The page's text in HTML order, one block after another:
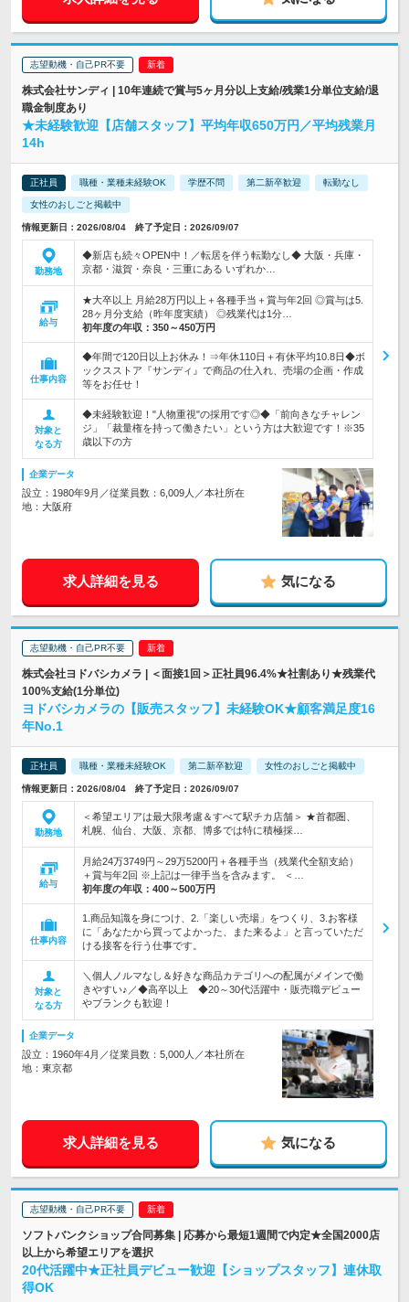
志望動機・自己PR不要
株式会社サンディ | 10年連続で賞与5ヶ月分以上支給/残業1分単位支給/退
職金制度あり
★未経験歓迎【店舗スタッフ】平均年収650万円／平均残業月
14h
正社員 職種・業種未経験OK 学歴不問 第二新卒歓迎 転勤なし
女性のおしごと掲載中
情報更新日：2026/08/04 終了予定日：2026/09/07
勤務地
◆新店も続々OPEN中！／転居を伴う転勤なし◆ 大阪・兵庫・
京都・滋賀・奈良・三重にある いずれか…
給与
★大卒以上 月給28万円以上＋各種手当＋賞与年2回 ◎賞与は5.
28ヶ月分支給（昨年度実績） ◎残業代は1分…
初年度の年収： 350～450万円
仕事内容
◆年間で120日以上お休み！⇒年休110日＋有休平均10.8日◆ボ
ックスストア『サンディ』で商品の仕入れ、売場の企画・作成
等をお任せ！
対象と
なる方
◆未経験歓迎！"人物重視"の採用です◎◆「前向きなチャレン
ジ」「裁量権を持って働きたい」という方は大歓迎です！※35
歳以下の方
企業データ
設立：1980年9月／従業員数：6,009人／本社所在
地：大阪府
求人詳細を見る 気になる
志望動機・自己PR不要
株式会社ヨドバシカメラ | ＜面接1回＞正社員96.4%★社割あり★残業代
100%支給(1分単位)
ヨドバシカメラの【販売スタッフ】未経験OK★顧客満足度16
年No.1
正社員 職種・業種未経験OK 第二新卒歓迎 女性のおしごと掲載中
情報更新日：2026/08/04 終了予定日：2026/09/07
勤務地
＜希望エリアは最大限考慮＆すべて駅チカ店舗＞ ★首都圏、
札幌、仙台、大阪、京都、博多では特に積極採…
給与
月給24万3749円～29万5200円＋各種手当（残業代全額支給）
＋賞与年2回 ※上記は一律手当を含みます。 ＜…
初年度の年収： 400～500万円
仕事内容
1.商品知識を身につけ、2.「楽しい売場」をつくり、3.お客様
に「あなたから買ってよかった、また来るよ」と言っていただ
ける接客を行う仕事です。
対象と
なる方
＼個人ノルマなし＆好きな商品カテゴリへの配属がメインで働
きやすい♪／◆高卒以上 ◆20～30代活躍中・販売職デビュー
やブランクも歓迎！
企業データ
設立：1960年4月／従業員数：5,000人／本社所在
地：東京都
求人詳細を見る 気になる
志望動機・自己PR不要
ソフトバンクショップ合同募集 | 応募から最短1週間で内定★全国2000店
以上から希望エリアを選択
20代活躍中★正社員デビュー歓迎【ショップスタッフ】連休取
得OK